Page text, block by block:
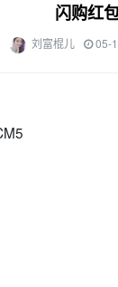
闪购红
刘富棍儿 05-